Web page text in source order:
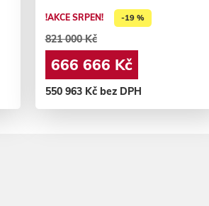
!AKCE SRPEN! -19 %
821 000 Kč
666 666 Kč
550 963 Kč bez DPH